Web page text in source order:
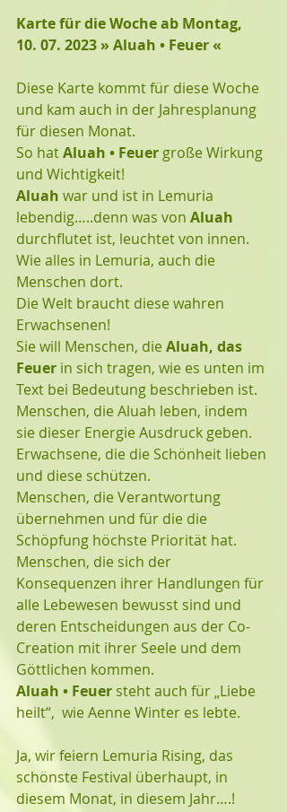
Karte für die Woche ab Montag,
10. 07. 2023 » Aluah • Feuer «
Diese Karte kommt für diese Woche
und kam auch in der Jahresplanung
für diesen Monat.
So hat Aluah • Feuer große Wirkung
und Wichtigkeit!
Aluah war und ist in Lemuria
lebendig…..denn was von Aluah
durchflutet ist, leuchtet von innen.
Wie alles in Lemuria, auch die
Menschen dort.
Die Welt braucht diese wahren
Erwachsenen!
Sie will Menschen, die Aluah, das
Feuer in sich tragen, wie es unten im
Text bei Bedeutung beschrieben ist.
Menschen, die Aluah leben, indem
sie dieser Energie Ausdruck geben.
Erwachsene, die die Schönheit lieben
und diese schützen.
Menschen, die Verantwortung
übernehmen und für die die
Schöpfung höchste Priorität hat.
Menschen, die sich der
Konsequenzen ihrer Handlungen für
alle Lebewesen bewusst sind und
deren Entscheidungen aus der Co-
Creation mit ihrer Seele und dem
Göttlichen kommen.
Aluah • Feuer steht auch für „Liebe
heilt“,  wie Aenne Winter es lebte.
Ja, wir feiern Lemuria Rising, das
schönste Festival überhaupt, in
diesem Monat, in diesem Jahr….!